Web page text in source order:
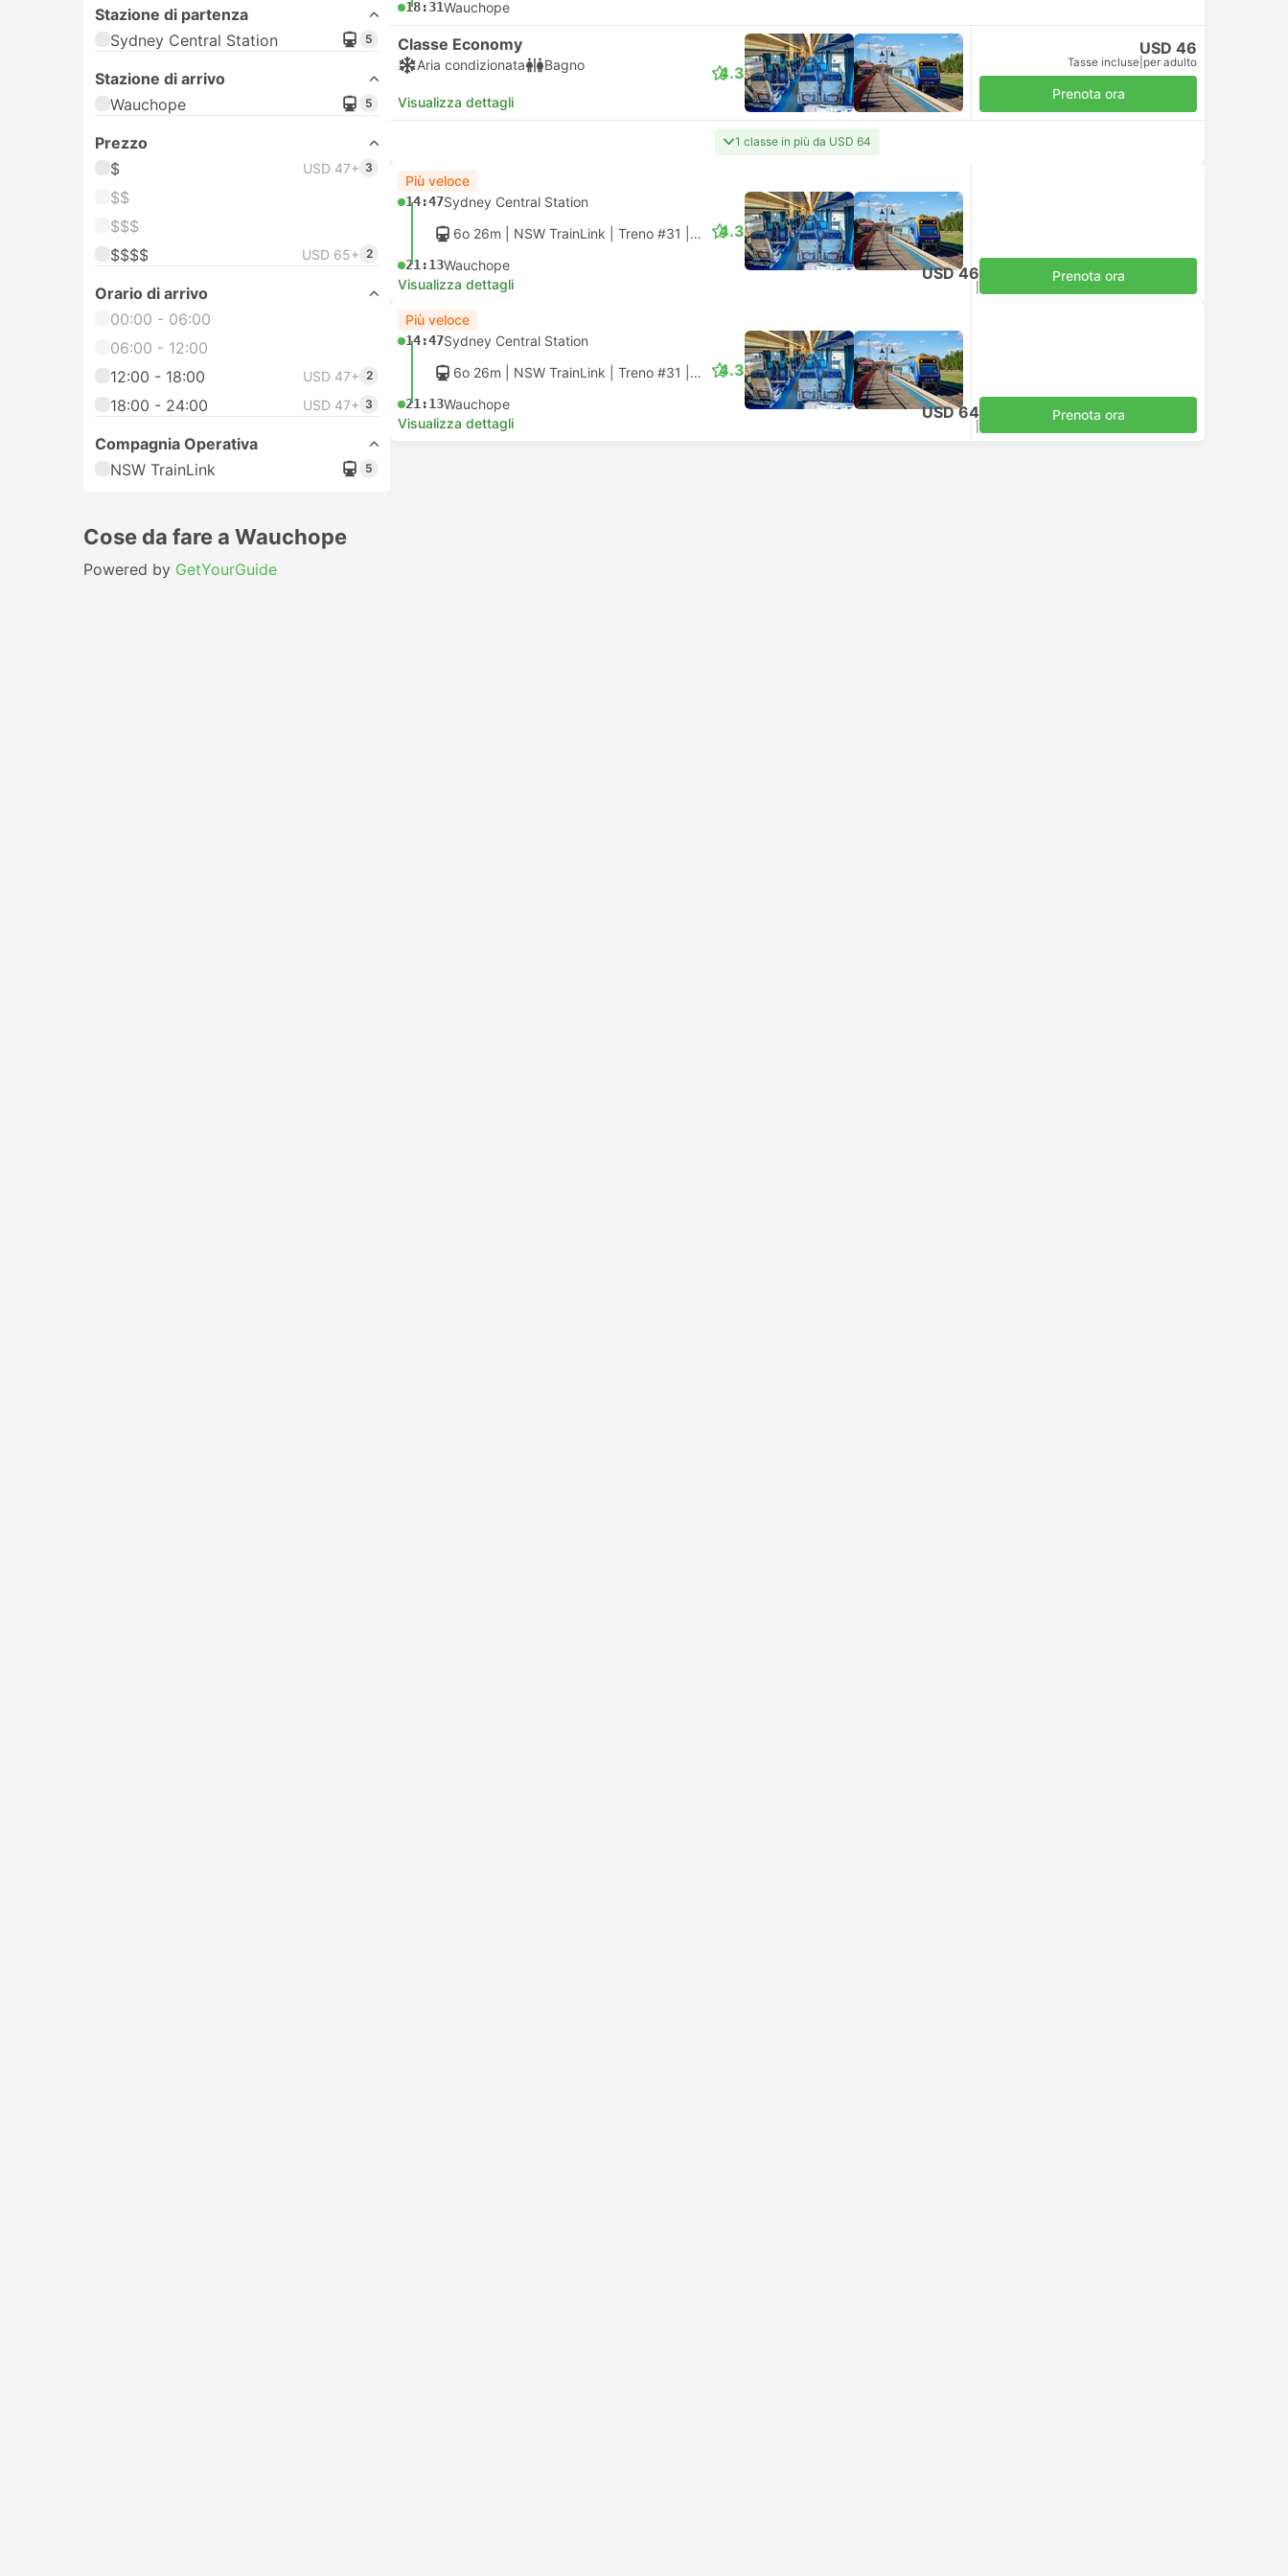
Stazione di partenza
Sydney Central Station
5
Stazione di arrivo
Wauchope
5
Prezzo
$
USD 47+ 3
$$
$$$
$$$$
USD 65+ 2
Orario di arrivo
00:00 - 06:00
06:00 - 12:00
12:00 - 18:00
USD 47+ 2
18:00 - 24:00 USD 47+ 3
Compagnia Operativa
NSW TrainLink
5
18:31Wauchope
Classe Economy
Aria condizionata Bagno
Visualizza dettagli
4.3
USD 46
Tasse incluse per adulto
Prenota ora
1 classe in più da USD 64
Più veloce
14:47Sydney Central Station
6o 26m | NSW TrainLink Treno #31 Classe Economy
21:13Wauchope
4.3
Visualizza dettagli
USD 46 Prenota ora
Più veloce
14:47Sydney Central Station
6o 26m | NSW TrainLink Treno #31 Prima Classe
21:13Wauchope
4.3
Visualizza dettagli
USD 64 Prenota ora
Cose da fare a Wauchope
Powered by GetYourGuide